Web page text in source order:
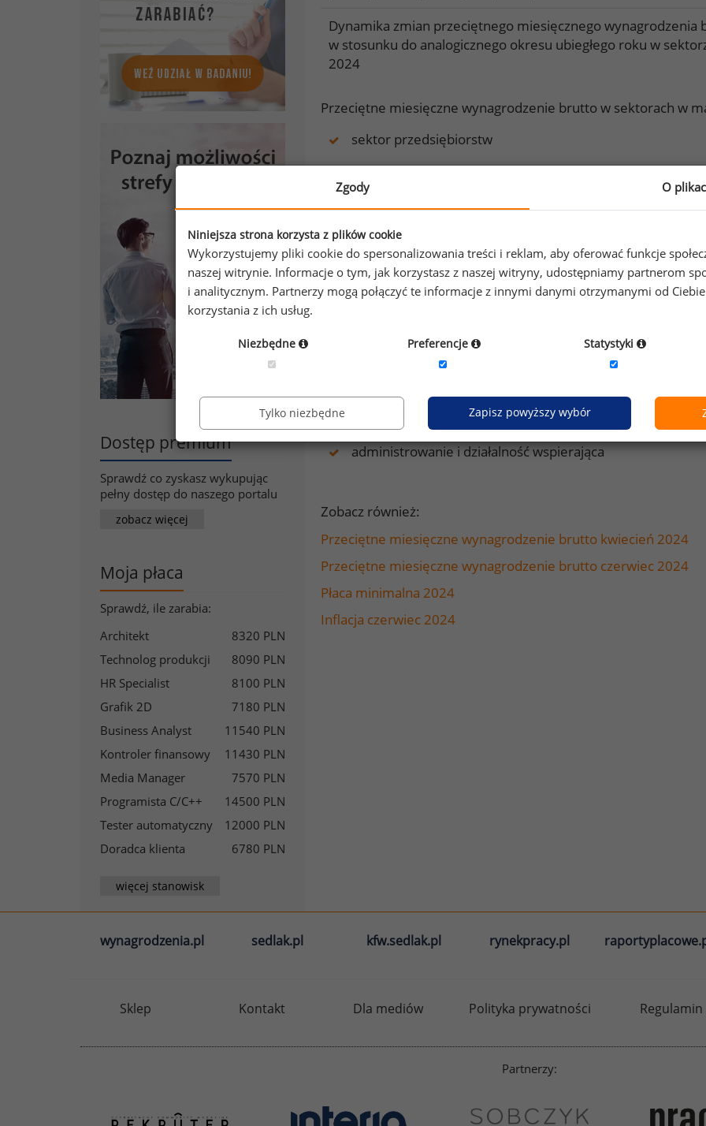
Dostęp premium
Sprawdź co zyskasz wykupując
pełny dostęp do naszego portalu
zobacz więcej
Moja płaca
Sprawdź, ile zarabia:
Architekt
8320 PLN
Technolog produkcji
8090 PLN
HR Specialist
8100 PLN
Grafik 2D
7180 PLN
Business Analyst
11540 PLN
Kontroler finansowy
11430 PLN
Media Manager
7570 PLN
Programista C/C++
14500 PLN
Tester automatyczny
12000 PLN
Doradca klienta
6780 PLN
więcej stanowisk
Dynamika zmian przeciętnego miesięcznego wynagrodzenia
w stosunku do analogicznego okresu ubiegłego roku w
2024
Przeciętne miesięczne wynagrodzenie brutto w sektorach w
sektor przedsiębiorstw
przetwórstwo przemysłowe
budownictwo
handel, naprawa pojazdów samochodowych
zakwaterowanie i gastronomia
obsługa rynku nieruchomości
administrowanie i działalność wspierająca
Zobacz również:
Przeciętne miesięczne wynagrodzenie brutto kwiecień 2024
Przeciętne miesięczne wynagrodzenie brutto czerwiec 2024
Płaca minimalna 2024
Inflacja czerwiec 2024
wynagrodzenia.pl sedlak.pl kfw.sedlak.pl rynekpracy.pl
Sklep Kontakt Dla mediów Polityka prywatności Regulamin
Partnerzy:
Zgody O
Niniejsza strona korzysta z plików cookie
Wykorzystujemy pliki cookie do spersonalizowania treści i reklam, aby oferować funkcje
naszej witrynie. Informacje o tym, jak korzystasz z naszej witryny, udostępniamy partnerom
i analitycznym. Partnerzy mogą połączyć te informacje z innymi danymi otrzymanymi od
korzystania z ich usług.
Niezbędne Preferencje Statystyki
Tylko niezbędne Zapisz powyższy wybór